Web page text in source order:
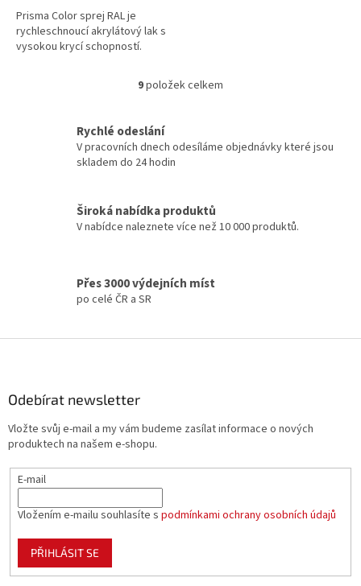
Prisma Color sprej RAL je
rychleschnoucí akrylátový lak s
vysokou krycí schopností.
O
d
p
r
y
v
i
9položek celkem
Rychlé odeslání
V pracovních dnech odesíláme objednávky které jsou
skladem do 24 hodin
Široká nabídka produktů
V nabídce naleznete více než 10 000 produktů.
Přes 3000 výdejních míst
po celé ČR a SR
Odebírat newsletter
Vložte svůj e-mail a my vám budeme zasílat informace o nových
produktech na našem e-shopu.
E-mail
Vložením e-mailu souhlasíte s podmínkami ochrany osobních údajů
PŘIHLÁSIT SE